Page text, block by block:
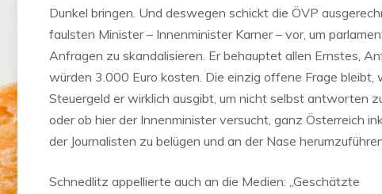
Dunkel bringen. Und deswegen schickt die ÖVP
faulsten Minister – Innenminister Karner – vor, um
Anfragen zu skandalisieren. Er behauptet allen Ernstes,
würden 3.000 Euro kosten. Die einzig offene Frage bleibt,
Steuergeld er wirklich ausgibt, um nicht selbst antworten
oder ob hier der Innenminister versucht, ganz Österreich
der Journalisten zu belügen und an der Nase
Schnedlitz appellierte auch an die Medien: „Geschätzte